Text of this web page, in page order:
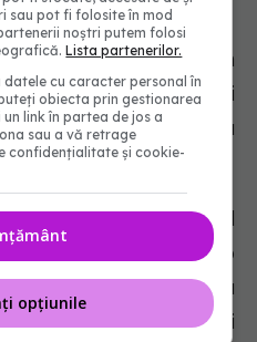
și amintiți-vă că este în
Sacrificarea bunăstării
poate avea
lung.
sine nu vine din faptul
ocupat. Inventați o
ce înseamnă pentru
sau de ce vă iubiți și
sau pot fi folosite în mod
noștri putem folosi
Lista partenerilor.
cu caracter personal în
obiecta prin gestionarea
link în partea de jos a
sau a vă retrage
confidențialitate și cookie-
opțiunile